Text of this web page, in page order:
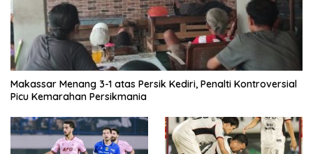
Makassar Menang 3-1 atas Persik Kediri, Penalti Kontroversial
Picu Kemarahan Persikmania